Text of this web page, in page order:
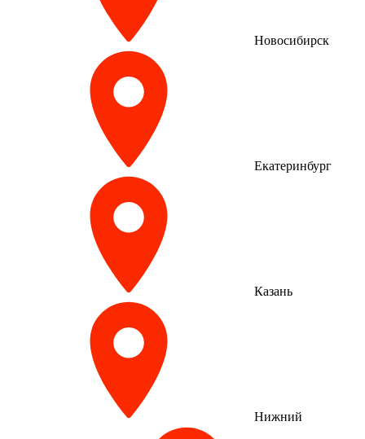
Новосибирск
Екатеринбург
Казань
Нижний